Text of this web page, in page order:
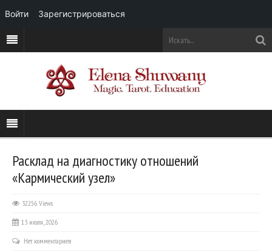
Расклад на диагностику отношений
«Кармический узел»
32256 Views
13 июля, 2026
Нет комментариев
Войти Зарегистрироваться